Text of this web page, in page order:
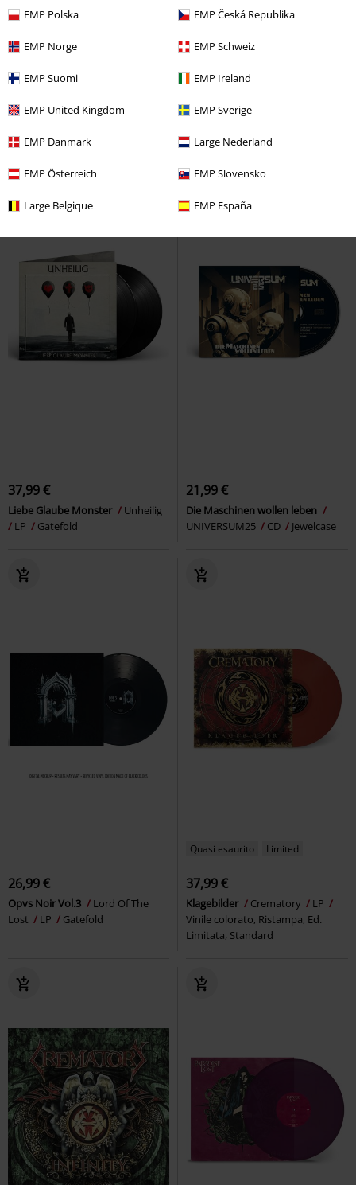
EMP Polska EMP Česká Republika
EMP Norge EMP Schweiz
EMP Suomi EMP Ireland
EMP United Kingdom EMP Sverige
EMP Danmark Large Nederland
EMP Österreich EMP Slovensko
Large Belgique EMP España
Quasi esaurito
34,99 €
Live Show
Moonspell
Quasi esaurito
34,99 €
Vinile colorato, Ed. Limitata,
37,99 €
Liebe Glaube Monster
Unheilig
LP
Gatefold
21,99 €
Die Maschinen wollen leben
UNIVERSUM25
CD Jewelcase
26,99 €
Opvs Noir Vol.3
Lord Of The
Lost
LP Gatefold
Quasi esaurito Limited
37,99 €
Klagebilder Crematory
LP
Vinile colorato, Ristampa, Ed.
Limitata, Standard